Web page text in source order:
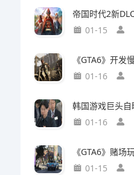
01-15
01-16
01-16
01-15